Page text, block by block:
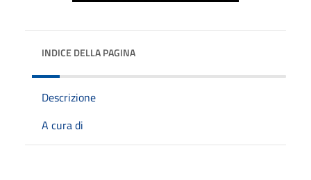
INDICE DELLA PAGINA
Descrizione
A cura di